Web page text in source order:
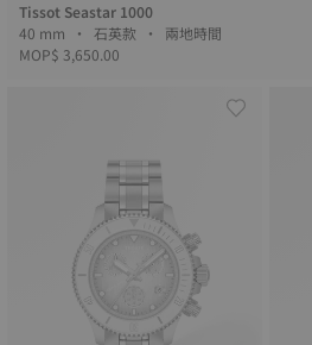
Tissot Seastar 1000
40 mm • 石英款 • 兩地時間
MOP$ 3,650.00